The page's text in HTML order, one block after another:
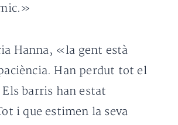
Hanna, «la gent està
Han perdut tot el
barris han estat
i que estimen la seva